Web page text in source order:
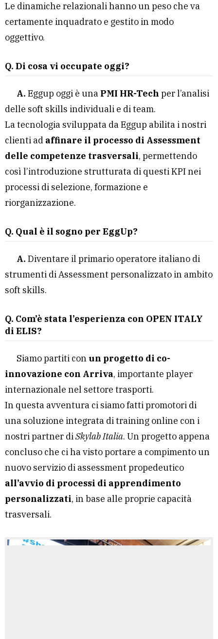
Le dinamiche relazionali hanno un peso che va
certamente inquadrato e gestito in modo
oggettivo.
Q. Di cosa vi occupate oggi?
A. Eggup oggi è una PMI HR-Tech per l’analisi
delle soft skills individuali e di team.
La tecnologia sviluppata da Eggup abilita i nostri
clienti ad affinare il processo di Assessment
delle competenze trasversali, permettendo
così l’introduzione strutturata di questi KPI nei
processi di selezione, formazione e
riorganizzazione.
Q. Qual è il sogno per EggUp?
A. Diventare il primario operatore italiano di
strumenti di Assessment personalizzato in ambito
soft skills.
Q. Com’è stata l’esperienza con OPEN ITALY
di ELIS?
Siamo partiti con un progetto di co-
innovazione con Arriva, importante player
internazionale nel settore trasporti.
In questa avventura ci siamo fatti promotori di
una soluzione integrata di training online con i
nostri partner diSkylab Italia. Un progetto appena
concluso che ci ha visto portare a compimento un
nuovo servizio di assessment propedeutico
all’avvio di processi di apprendimento
personalizzati, in base alle proprie capacità
trasversali.